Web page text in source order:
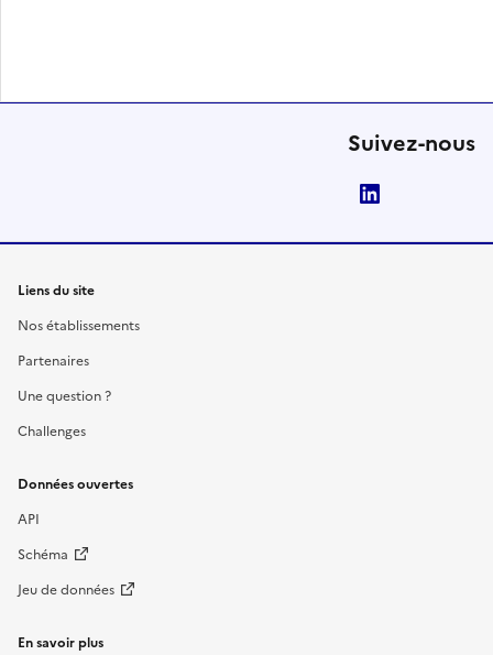
Suivez-nous
Liens du site
Nos établissements
Partenaires
Une question ?
Challenges
Données ouvertes
API
Schéma
Jeu de données
En savoir plus